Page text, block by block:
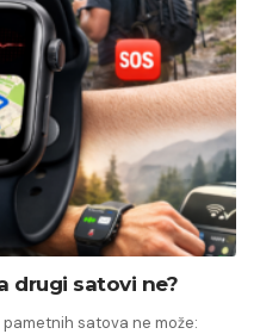
drugi satovi ne?
satova ne može: